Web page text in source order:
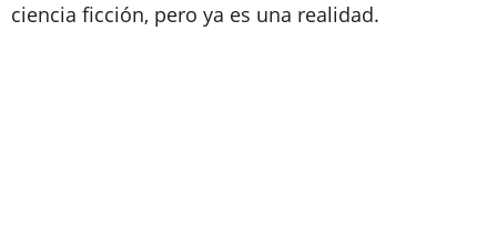
ciencia ficción, pero ya es una realidad.